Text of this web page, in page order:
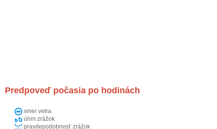
Predpoveď počasia po hodinách
smer vetra
úhrn zrážok
pravdepodobnosť zrážok